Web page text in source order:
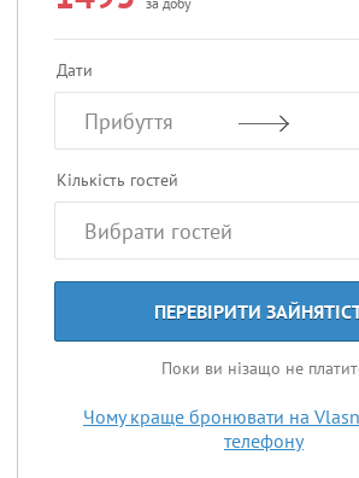
Дати
Прибуття
Кількість гостей
ПЕРЕВІРИТИ
Поки ви нізащо не
Чому краще бронювати на
телефону